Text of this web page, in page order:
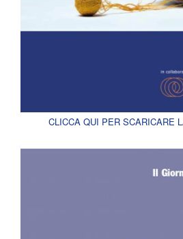
CLICCA QUI PER SCARICARE